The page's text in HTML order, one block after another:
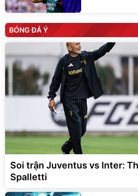
BÓNG ĐÁ Ý
Soi trận Juventus vs Inter:
Spalletti